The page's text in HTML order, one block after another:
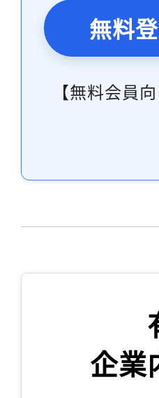
無料
【無料会員
企業